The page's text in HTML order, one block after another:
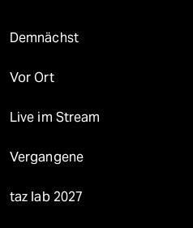
Demnächst
Vor Ort
Live im Stream
Vergangene
taz lab 2027